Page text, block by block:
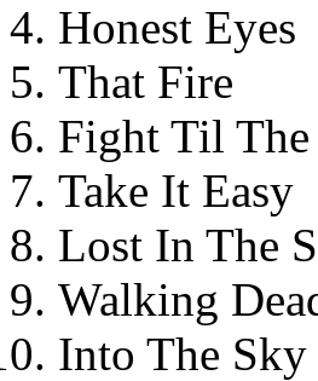
Honest Eyes
That Fire
Fight Til
Take It Easy
Lost In The
Walking
Into The Sky